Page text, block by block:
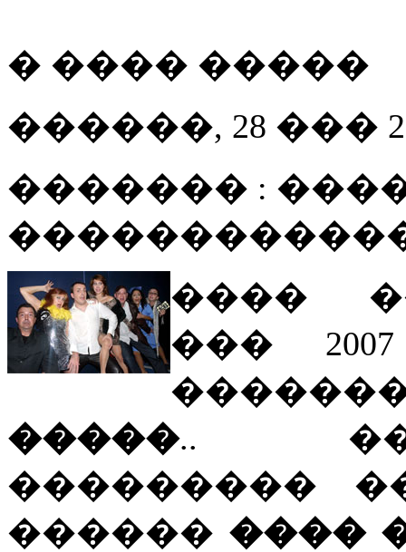
� ���� �����
������, 28 ���
������� :
����
���
�����..
���������
������ ����